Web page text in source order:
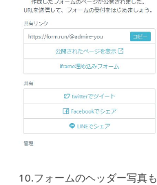
10.フォームのヘッダー写真も